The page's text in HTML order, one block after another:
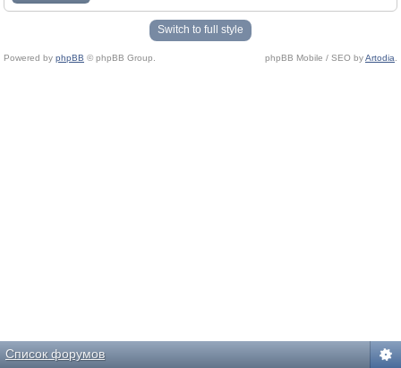
Switch to full style
Powered by phpBB © phpBB Group. phpBB Mobile / SEO byArtodia
Список форумов